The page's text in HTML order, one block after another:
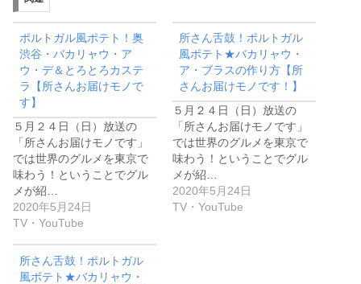
ポルトガル風ポテト！奥
渋谷・バカリャウ・ア
ウ・デ＆とろとろカステ
ラ【所さんお届けモノで
す】
５月２４日（日）放送の
「所さんお届けモノです」
では世界のグルメを東京で
味わう！ということでグル
メが紹…
2020年5月24日
TV・YouTube
所さん舌鼓！ポルトガル
風ポテト★バカリャウ・
ア・ブラスの作り方【所
さんお届けモノです！】
５月２４日（日）放送の
「所さんお届けモノです」
では世界のグルメを東京で
味わう！ということでグル
メが紹…
2020年5月24日
TV・YouTube
所さん舌鼓！ポルトガル
風ポテト★バカリャウ・